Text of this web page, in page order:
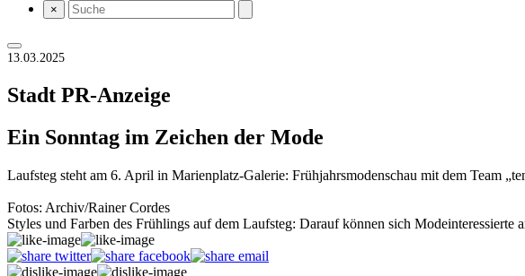
×
13.03.2025
Stadt PR-Anzeige
Ein Sonntag im Zeichen der Mode
Laufsteg steht am 6. April in Marienplatz-Galerie: Frühjahrsmodenschau mit dem Team
Fotos: Archiv/Rainer Cordes
Styles und Farben des Frühlings auf dem Laufsteg: Darauf können sich Modeinteressierte